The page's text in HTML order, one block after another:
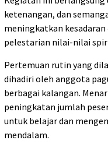
ketenangan, dan
meningkatkan
pelestarian nilai-nilai
Pertemuan rutin yang
dihadiri oleh anggota
berbagai kalangan.
peningkatan jumlah
untuk belajar dan
mendalam.